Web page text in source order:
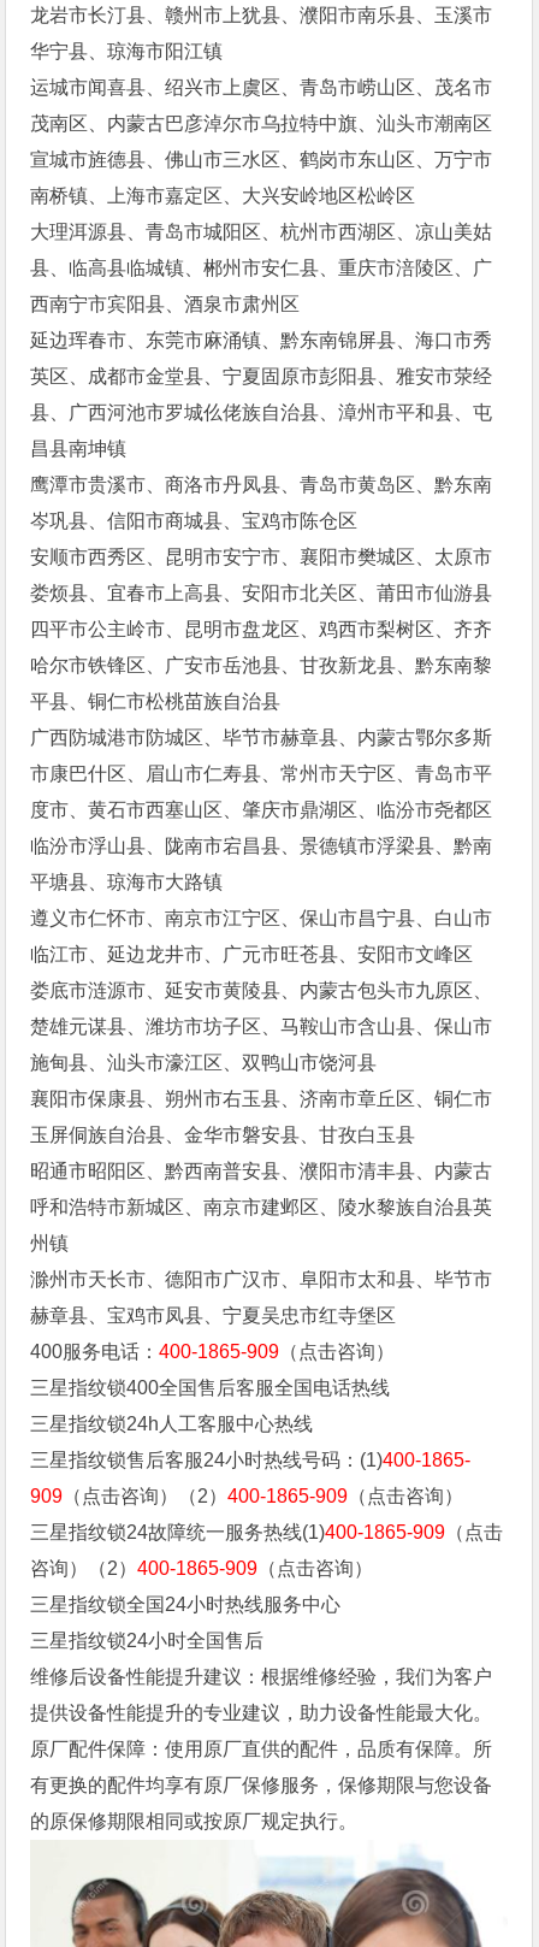
龙岩市长汀县、赣州市上犹县、濮阳市南乐县、玉溪市
华宁县、琼海市阳江镇
运城市闻喜县、绍兴市上虞区、青岛市崂山区、茂名市
茂南区、内蒙古巴彦淖尔市乌拉特中旗、汕头市潮南区
宣城市旌德县、佛山市三水区、鹤岗市东山区、万宁市
南桥镇、上海市嘉定区、大兴安岭地区松岭区
大理洱源县、青岛市城阳区、杭州市西湖区、凉山美姑
县、临高县临城镇、郴州市安仁县、重庆市涪陵区、广
西南宁市宾阳县、酒泉市肃州区
延边珲春市、东莞市麻涌镇、黔东南锦屏县、海口市秀
英区、成都市金堂县、宁夏固原市彭阳县、雅安市荥经
县、广西河池市罗城仫佬族自治县、漳州市平和县、屯
昌县南坤镇
鹰潭市贵溪市、商洛市丹凤县、青岛市黄岛区、黔东南
岑巩县、信阳市商城县、宝鸡市陈仓区
安顺市西秀区、昆明市安宁市、襄阳市樊城区、太原市
娄烦县、宜春市上高县、安阳市北关区、莆田市仙游县
四平市公主岭市、昆明市盘龙区、鸡西市梨树区、齐齐
哈尔市铁锋区、广安市岳池县、甘孜新龙县、黔东南黎
平县、铜仁市松桃苗族自治县
广西防城港市防城区、毕节市赫章县、内蒙古鄂尔多斯
市康巴什区、眉山市仁寿县、常州市天宁区、青岛市平
度市、黄石市西塞山区、肇庆市鼎湖区、临汾市尧都区
临汾市浮山县、陇南市宕昌县、景德镇市浮梁县、黔南
平塘县、琼海市大路镇
遵义市仁怀市、南京市江宁区、保山市昌宁县、白山市
临江市、延边龙井市、广元市旺苍县、安阳市文峰区
娄底市涟源市、延安市黄陵县、内蒙古包头市九原区、
楚雄元谋县、潍坊市坊子区、马鞍山市含山县、保山市
施甸县、汕头市濠江区、双鸭山市饶河县
襄阳市保康县、朔州市右玉县、济南市章丘区、铜仁市
玉屏侗族自治县、金华市磐安县、甘孜白玉县
昭通市昭阳区、黔西南普安县、濮阳市清丰县、内蒙古
呼和浩特市新城区、南京市建邺区、陵水黎族自治县英
州镇
滁州市天长市、德阳市广汉市、阜阳市太和县、毕节市
赫章县、宝鸡市凤县、宁夏吴忠市红寺堡区
400服务电话：400-1865-909 （点击咨询）
三星指纹锁400全国售后客服全国电话热线
三星指纹锁24h人工客服中心热线
三星指纹锁售后客服24小时热线号码：(1)400-1865-
909 （点击咨询）（2）400-1865-909 （点击咨询）
三星指纹锁24故障统一服务热线(1)400-1865-909 （点击
咨询）（2）400-1865-909 （点击咨询）
三星指纹锁全国24小时热线服务中心
三星指纹锁24小时全国售后
维修后设备性能提升建议：根据维修经验，我们为客户
提供设备性能提升的专业建议，助力设备性能最大化。
原厂配件保障：使用原厂直供的配件，品质有保障。所
有更换的配件均享有原厂保修服务，保修期限与您设备
的原保修期限相同或按原厂规定执行。